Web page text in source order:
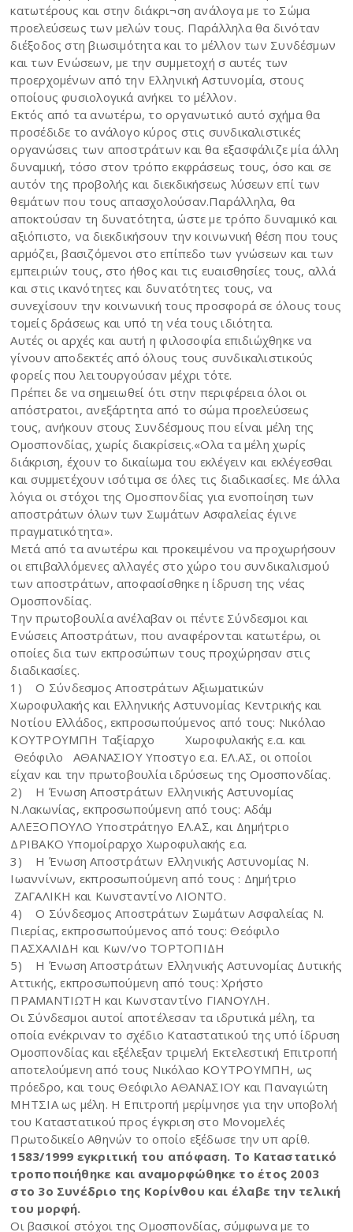
κατωτέρους και στην διάκρι¬ση ανάλογα με το Σώμα
προελεύσεως των μελών τους. Παράλληλα θα δινόταν
διέξοδος στη βιωσιμότητα και το μέλλον των Συνδέσμων
και των Ενώσεων, με την συμμετοχή σ αυτές των
προερχομένων από την Ελληνική Αστυνομία, στους
οποίους φυσιολογικά ανήκει το μέλλον.
Εκτός από τα ανωτέρω, το οργανωτικό αυτό σχήμα θα
προσέδιδε το ανάλογο κύρος στις συνδικαλιστικές
οργανώσεις των αποστράτων και θα εξασφάλιζε μία άλλη
δυναμική, τόσο στον τρόπο εκφράσεως τους, όσο και σε
αυτόν της προβολής και διεκδικήσεως λύσεων επί των
θεμάτων που τους απασχολούσαν.Παράλληλα, θα
αποκτούσαν τη δυνατότητα, ώστε με τρόπο δυναμικό και
αξιόπιστο, να διεκδικήσουν την κοινωνική θέση που τους
αρμόζει, βασιζόμενοι στο επίπεδο των γνώσεων και των
εμπειριών τους, στο ήθος και τις ευαισθησίες τους, αλλά
και στις ικανότητες και δυνατότητες τους, να
συνεχίσουν την κοινωνική τους προσφορά σε όλους τους
τομείς δράσεως και υπό τη νέα τους ιδιότητα.
Αυτές οι αρχές και αυτή η φιλοσοφία επιδιώχθηκε να
γίνουν αποδεκτές από όλους τους συνδικαλιστικούς
φορείς που λειτουργούσαν μέχρι τότε.
Πρέπει δε να σημειωθεί ότι στην περιφέρεια όλοι οι
απόστρατοι, ανεξάρτητα από το σώμα προελεύσεως
τους, ανήκουν στους Συνδέσμους που είναι μέλη της
Ομοσπονδίας, χωρίς διακρίσεις.«Ολα τα μέλη χωρίς
διάκριση, έχουν το δικαίωμα του εκλέγειν και εκλέγεσθαι
και συμμετέχουν ισότιμα σε όλες τις διαδικασίες. Με άλλα
λόγια οι στόχοι της Ομοσπονδίας για ενοποίηση των
αποστράτων όλων των Σωμάτων Ασφαλείας έγινε
πραγματικότητα».
Μετά από τα ανωτέρω και προκειμένου να προχωρήσουν
οι επιβαλλόμενες αλλαγές στο χώρο του συνδικαλισμού
των αποστράτων, αποφασίσθηκε η ίδρυση της νέας
Ομοσπονδίας.
Την πρωτοβουλία ανέλαβαν οι πέντε Σύνδεσμοι και
Ενώσεις Αποστράτων, που αναφέρονται κατωτέρω, οι
οποίες δια των εκπροσώπων τους προχώρησαν στις
διαδικασίες.
1)
O Σύνδεσμος Αποστράτων Αξιωματικών
Χωροφυλακής και Ελληνικής Αστυνομίας Κεντρικής και
Νοτίου Ελλάδος, εκπροσωπούμενος από τους: Νικόλαο
ΚΟΥΤΡΟΥΜΠΗ Ταξίαρχο Χωροφυλακής ε.α. και
Θεόφιλο ΑΘΑΝΑΣΙΟΥ Υποστγο ε.α. ΕΛ.ΑΣ, οι οποίοι
είχαν και την πρωτοβουλία ιδρύσεως της Ομοσπονδίας.
2)
Η Ένωση Αποστράτων Ελληνικής Αστυνομίας
Ν.Λακωνίας, εκπροσωπούμενη από τους: Αδάμ
ΑΛΕΞΟΠΟΥΛΟ Υποστράτηγο ΕΛ.ΑΣ, και Δημήτριο
ΔΡΙΒΑΚΟ Υπομοίραρχο Χωροφυλακής ε.α.
3)
Η Ένωση Αποστράτων Ελληνικής Αστυνομίας Ν.
Ιωαννίνων, εκπροσωπούμενη από τους : Δημήτριο
ΖΑΓΑΛΙΚΗ και Κωνσταντίνο ΛΙΟΝΤΟ.
4)
Ο Σύνδεσμος Αποστράτων Σωμάτων Ασφαλείας Ν.
Πιερίας, εκπροσωπούμενος από τους: Θεόφιλο
ΠΑΣΧΑΛΙΔΗ και Κων/νο ΤΟΡΤΟΠΙΔΗ
5)
Η Ένωση Αποστράτων Ελληνικής Αστυνομίας Δυτικής
Αττικής, εκπροσωπούμενη από τους: Χρήστο
ΠΡΑΜΑΝΤΙΩΤΗ και Κωνσταντίνο ΓΙΑΝΟΥΛΗ.
Οι Σύνδεσμοι αυτοί αποτέλεσαν τα ιδρυτικά μέλη, τα
οποία ενέκριναν το σχέδιο Καταστατικού της υπό ίδρυση
Ομοσπονδίας και εξέλεξαν τριμελή Εκτελεστική Επιτροπή
αποτελούμενη από τους Νικόλαο ΚΟΥΤΡΟΥΜΠΗ, ως
πρόεδρο, και τους Θεόφιλο ΑΘΑΝΑΣΙΟΥ και Παναγιώτη
ΜΗΤΣΙΑ ως μέλη. Η Επιτροπή μερίμνησε για την υποβολή
του Καταστατικού προς έγκριση στο Μονομελές
Πρωτοδικείο Αθηνών το οποίο εξέδωσε την υπ αρίθ.
1583/1999 εγκριτική του απόφαση. Το Καταστατικό
τροποποιήθηκε και αναμορφώθηκε το έτος 2003
στο 3ο Συνέδριο της Κορίνθου και έλαβε την τελική
του μορφή.
Οι βασικοί στόχοι της Ομοσπονδίας, σύμφωνα με το